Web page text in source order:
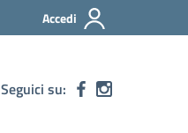
Accedi
Seguici su: